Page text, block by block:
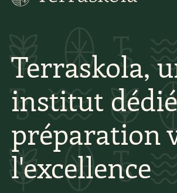
Terraskola,
institut
préparation
l'excellence